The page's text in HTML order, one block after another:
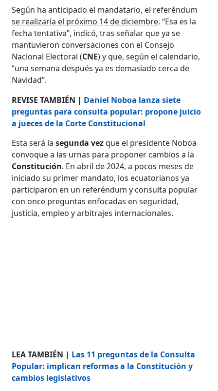
Según ha anticipado el mandatario, el referéndum
se realizaría el próximo 14 de diciembre. “Esa es la
fecha tentativa”, indicó, tras señalar que ya se
mantuvieron conversaciones con el Consejo
Nacional Electoral (CNE) y que, según el calendario,
“una semana después ya es demasiado cerca de
Navidad”.
REVISE TAMBIÉN | Daniel Noboa lanza siete
preguntas para consulta popular: propone juicio
a jueces de la Corte Constitucional
Esta será lasegunda vezque el presidente Noboa
convoque a las urnas para proponer cambios a la
Constitución. En abril de 2024, a pocos meses de
iniciado su primer mandato, los ecuatorianos ya
participaron en un referéndum y consulta popular
con once preguntas enfocadas en seguridad,
justicia, empleo y arbitrajes internacionales.
LEA TAMBIÉN | Las 11 preguntas de la Consulta
Popular: implican reformas a la Constitución y
cambios legislativos